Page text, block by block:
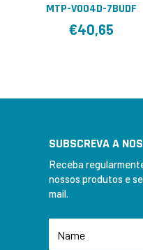
MTP-V004D-7BUDF
€40,65
SUBSCREVA A
Receba
nossos produtos e
mail.